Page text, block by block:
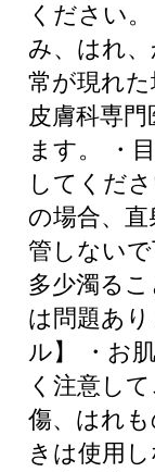
ください
み、はれ
常が現れた
皮膚科専
ます。 ・
してくだ
の場合、
管しない
多少濁る
は問題あ
ル】 ・お
く注意し
傷、はれ
きは使用